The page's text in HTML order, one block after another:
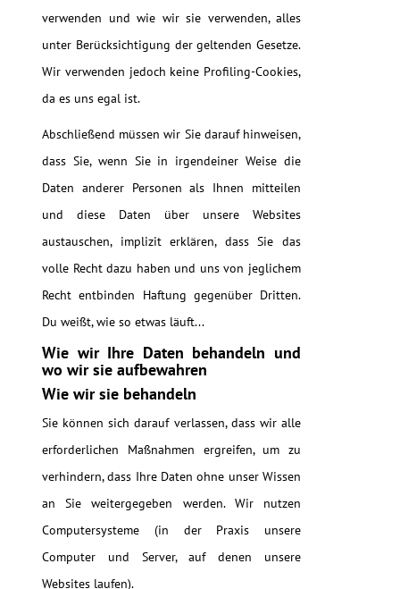
verwenden und wie wir sie verwenden, alles
unter Berücksichtigung der geltenden Gesetze.
Wir verwenden jedoch keine Profiling-Cookies,
da es uns egal ist.
Abschließend müssen wir Sie darauf hinweisen,
dass Sie, wenn Sie in irgendeiner Weise die
Daten anderer Personen als Ihnen mitteilen
und diese Daten über unsere Websites
austauschen, implizit erklären, dass Sie das
volle Recht dazu haben und uns von jeglichem
Recht entbinden Haftung gegenüber Dritten.
Du weißt, wie so etwas läuft...
Wie wir Ihre Daten behandeln und
wo wir sie aufbewahren
Wie wir sie behandeln
Sie können sich darauf verlassen, dass wir alle
erforderlichen Maßnahmen ergreifen, um zu
verhindern, dass Ihre Daten ohne unser Wissen
an Sie weitergegeben werden. Wir nutzen
Computersysteme (in der Praxis unsere
Computer und Server, auf denen unsere
Websites laufen).